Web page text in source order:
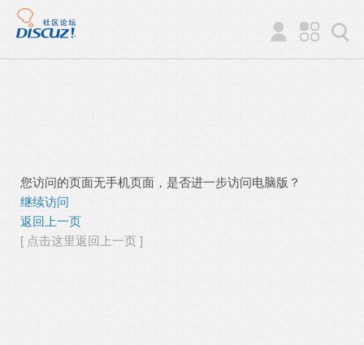
您访问的页面无手机页面，是否进一步访问电脑版？
继续访问
返回上一页
[ 点击这里返回上一页 ]